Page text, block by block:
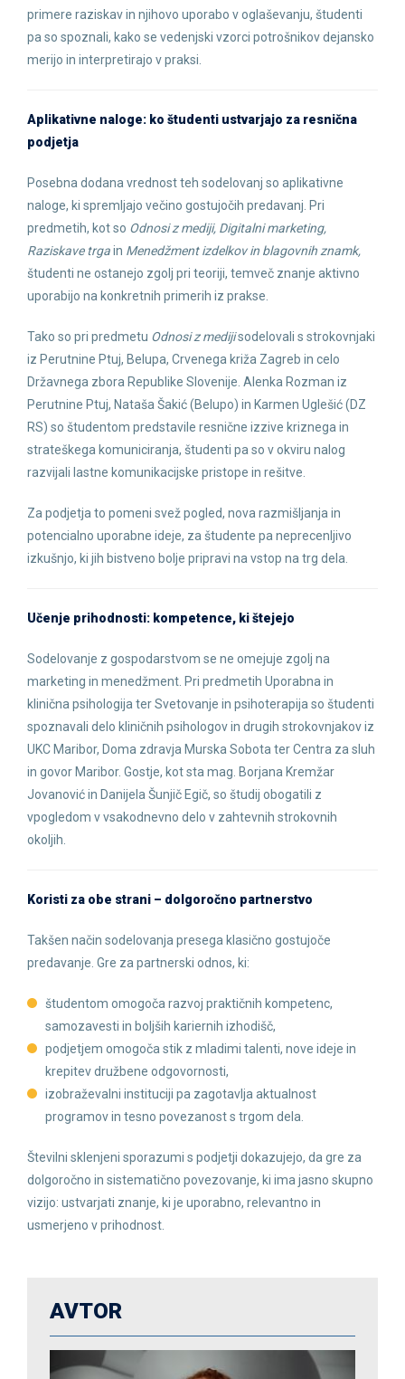
primere raziskav in njihovo uporabo v oglaševanju, študenti
pa so spoznali, kako se vedenjski vzorci potrošnikov dejansko
merijo in interpretirajo v praksi.
Aplikativne naloge: ko študenti ustvarjajo za resnična
podjetja
Posebna dodana vrednost teh sodelovanj so aplikativne
naloge, ki spremljajo večino gostujočih predavanj. Pri
predmetih, kot so Odnosi z mediji, Digitalni marketing,
Raziskave trgain Menedžment izdelkov in blagovnih znamk,
študenti ne ostanejo zgolj pri teoriji, temveč znanje aktivno
uporabijo na konkretnih primerih iz prakse.
Tako so pri predmetu Odnosi z medijisodelovali s strokovnjaki
iz Perutnine Ptuj, Belupa, Crvenega križa Zagreb in celo
Državnega zbora Republike Slovenije. Alenka Rozman iz
Perutnine Ptuj, Nataša Šakić (Belupo) in Karmen Uglešić (DZ
RS) so študentom predstavile resnične izzive kriznega in
strateškega komuniciranja, študenti pa so v okviru nalog
razvijali lastne komunikacijske pristope in rešitve.
Za podjetja to pomeni svež pogled, nova razmišljanja in
potencialno uporabne ideje, za študente pa neprecenljivo
izkušnjo, ki jih bistveno bolje pripravi na vstop na trg dela.
Učenje prihodnosti: kompetence, ki štejejo
Sodelovanje z gospodarstvom se ne omejuje zgolj na
marketing in menedžment. Pri predmetih Uporabna in
klinična psihologija ter Svetovanje in psihoterapija so študenti
spoznavali delo kliničnih psihologov in drugih strokovnjakov iz
UKC Maribor, Doma zdravja Murska Sobota ter Centra za sluh
in govor Maribor. Gostje, kot sta mag. Borjana Kremžar
Jovanović in Danijela Šunjič Egič, so študij obogatili z
vpogledom v vsakodnevno delo v zahtevnih strokovnih
okoljih.
Koristi za obe strani – dolgoročno partnerstvo
Takšen način sodelovanja presega klasično gostujoče
predavanje. Gre za partnerski odnos, ki:
študentom omogoča razvoj praktičnih kompetenc,
samozavesti in boljših kariernih izhodišč,
podjetjem omogoča stik z mladimi talenti, nove ideje in
krepitev družbene odgovornosti,
izobraževalni instituciji pa zagotavlja aktualnost
programov in tesno povezanost s trgom dela.
Številni sklenjeni sporazumi s podjetji dokazujejo, da gre za
dolgoročno in sistematično povezovanje, ki ima jasno skupno
vizijo: ustvarjati znanje, ki je uporabno, relevantno in
usmerjeno v prihodnost.
AVTOR